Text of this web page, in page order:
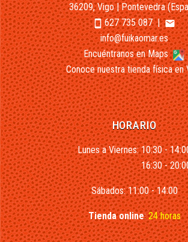
36209, Vigo | Pontevedra
smartphone627 735 087|email
info@fuikaomar.es
Encuéntranos en Maps
Conoce nuestra tienda física en
HORARIO
Lunes a Viernes: 10:30 -
16:30 -
Sábados: 11:00 - 14:00
Tienda online:24 horas